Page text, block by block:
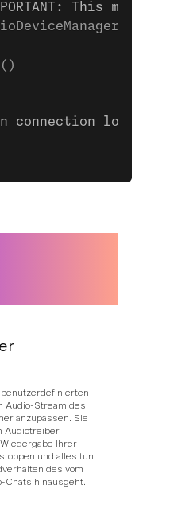
This must
()
connection logic
Audio-Stream des
anzupassen. Sie
Audiotreiber
Ihrer
und alles tun
des vom
Chats hinausgeht.